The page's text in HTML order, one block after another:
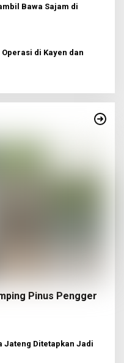
Bawa Sajam di
di Kayen dan
Pinus Pengger
Jateng Ditetapkan Jadi